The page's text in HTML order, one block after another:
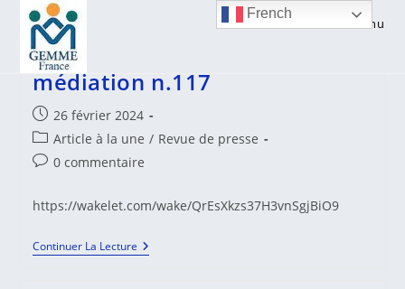
content
Menu
Actualités francophones de la
médiation n.117
Publication
publiée :
26 février 2024
Post
category:
Article à la une / Revue de presse
Commentaires
la
publication :
0 commentaire
https://wakelet.com/wake/QrEsXkzs37H3vnSgjBiO9
Continuer La LectureActualités
Francophones
French